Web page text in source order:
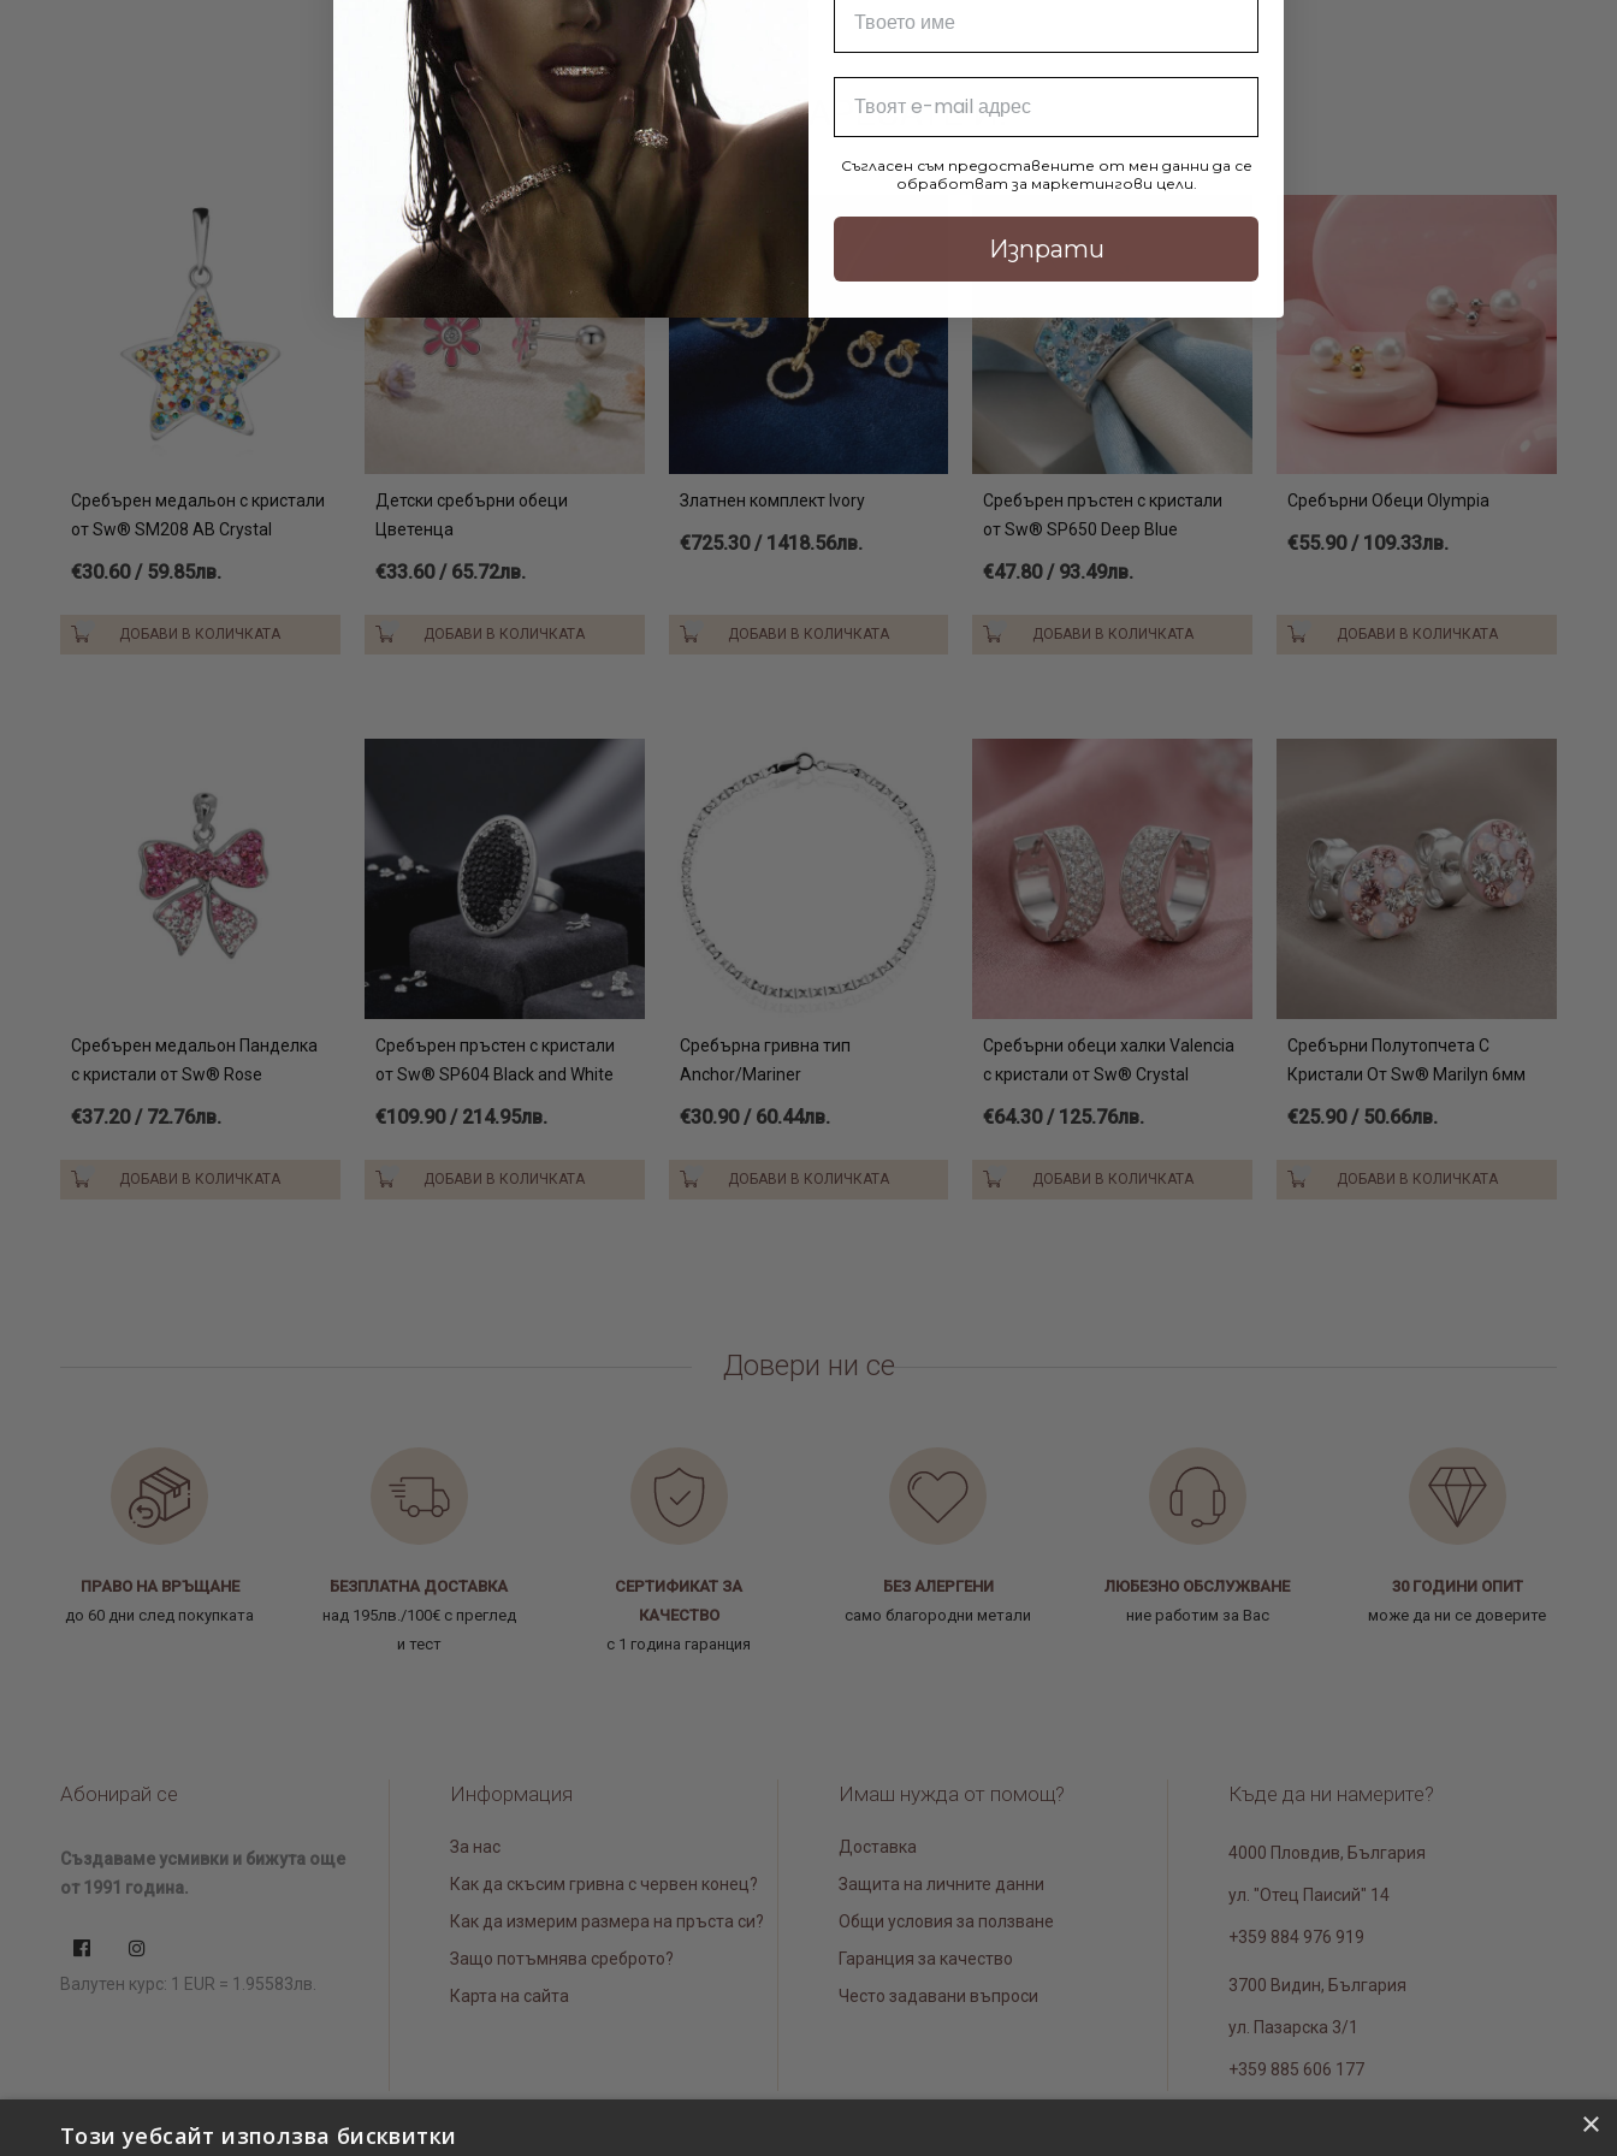
МОЖЕ ДА ХАРЕСАТЕ И:
Сребърен медальон с кристали
от Sw® SM208 AB Crystal
€30.60 / 59.85лв.
ДОБАВИ В КОЛИЧКАТА
Детски сребърни обеци
Цветенца
€33.60 / 65.72лв.
ДОБАВИ В КОЛИЧКАТА
Златнен комплект Ivory
€725.30 / 1418.56лв.
ДОБАВИ В КОЛИЧКАТА
Сребърен пръстен с кристали
от Sw® SP650 Deep Blue
€47.80 / 93.49лв.
ДОБАВИ В КОЛИЧКАТА
Сребърни Обеци Olympia
€55.90 / 109.33лв.
ДОБАВИ В КОЛИЧКАТА
Сребърен медальон Панделка
с кристали от Sw® Rose
€37.20 / 72.76лв.
ДОБАВИ В КОЛИЧКАТА
Сребърен пръстен с кристали
от Sw® SP604 Black and White
€109.90 / 214.95лв.
ДОБАВИ В КОЛИЧКАТА
Сребърна гривна тип
Anchor/Mariner
€30.90 / 60.44лв.
ДОБАВИ В КОЛИЧКАТА
Сребърни обеци халки Valencia
с кристали от Sw® Crystal
€64.30 / 125.76лв.
ДОБАВИ В КОЛИЧКАТА
Сребърни Полутопчета С
Кристали От Sw® Marilyn 6мм
€25.90 / 50.66лв.
ДОБАВИ В КОЛИЧКАТА
Довери ни се
ПРАВО НА ВРЪЩАНЕ
до 60 дни след покупката
БЕЗПЛАТНА ДОСТАВКА
над 195лв./100€ с преглед
и тест
СЕРТИФИКАТ ЗА
КАЧЕСТВО
с 1 година гаранция
БЕЗ АЛЕРГЕНИ
само благородни метали
ЛЮБЕЗНО ОБСЛУЖВАНЕ
ние работим за Вас
30 ГОДИНИ ОПИТ
може да ни се доверите
Абонирай се
Създаваме усмивки и бижута още
от 1991 година.
Валутен курс: 1 EUR = 1.95583лв.
Информация
За нас
Как да скъсим гривна с червен конец?
Как да измерим размера на пръста си?
Защо потъмнява среброто?
Карта на сайта
Имаш нужда от помощ?
Доставка
Защита на личните данни
Общи условия за ползване
Гаранция за качество
Често задавани въпроси
Къде да ни намерите?
4000 Пловдив, България
ул. "Отец Паисий" 14
+359 884 976 919
3700 Видин, България
ул. Пазарска 3/1
+359 885 606 177
Съгласен съм предоставените от мен данни да се
обработват за маркетингови цели.
Изпрати
×
Този уебсайт използва бисквитки